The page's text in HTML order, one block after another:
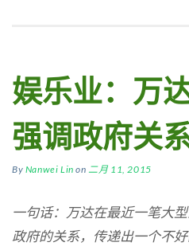
娱乐业：万
强调政府关
By Nanwei Lin on 二月 11, 2015
一句话：万达在最近一笔大
政府的关系，传递出一个不